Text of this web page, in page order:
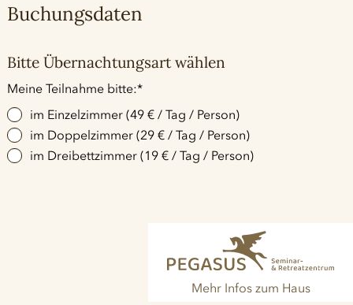
Buchungsdaten
Bitte Übernachtungsart wählen
Pflichtfeld
Meine Teilnahme bitte:*
im Einzelzimmer (49 € / Tag / Person)
im Doppelzimmer (29 € / Tag / Person)
im Dreibettzimmer (19 € / Tag / Person)
Mehr Infos zum Haus